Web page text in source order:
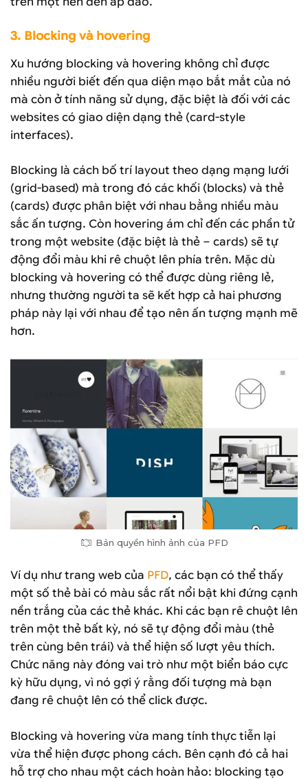
3. Blocking và hovering
Xu hướng blocking và hovering không chỉ được
nhiều người biết đến qua diện mạo bắt mắt của nó
mà còn ở tính năng sử dụng, đặc biệt là đối với các
websites có giao diện dạng thẻ (card-style
interfaces).
Blocking là cách bố trí layout theo dạng mạng lưới
(grid-based) mà trong đó các khối (blocks) và thẻ
(cards) được phân biệt với nhau bằng nhiều màu
sắc ấn tượng. Còn hovering ám chỉ đến các phần tử
trong một website (đặc biệt là thẻ – cards) sẽ tự
động đổi màu khi rê chuột lên phía trên. Mặc dù
blocking và hovering có thể được dùng riêng lẻ,
nhưng thường người ta sẽ kết hợp cả hai phương
pháp này lại với nhau để tạo nên ấn tượng mạnh mẽ
hơn.
Bản quyền hình ảnh của PFD
Ví dụ như trang web của PFD, các bạn có thể thấy
một số thẻ bài có màu sắc rất nổi bật khi đứng cạnh
nền trắng của các thẻ khác. Khi các bạn rê chuột lên
trên một thẻ bất kỳ, nó sẽ tự động đổi màu (thẻ
trên cùng bên trái) và thể hiện số lượt yêu thích.
Chức năng này đóng vai trò như một biển báo cực
kỳ hữu dụng, vì nó gợi ý rằng đối tượng mà bạn
đang rê chuột lên có thể click được.
Blocking và hovering vừa mang tính thực tiễn lại
vừa thể hiện được phong cách. Bên cạnh đó cả hai
hỗ trợ cho nhau một cách hoàn hảo: blocking tạo